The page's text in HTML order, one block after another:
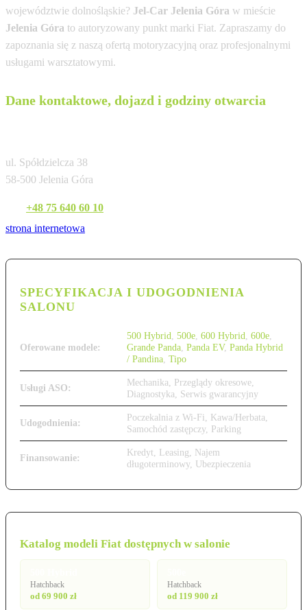
województwie dolnośląskie? Jel-Car Jelenia Góra w mieście
Jelenia Góra to autoryzowany punkt marki Fiat. Zapraszamy do
zapoznania się z naszą ofertą motoryzacyjną oraz profesjonalnymi
usługami warsztatowymi.
Dane kontaktowe, dojazd i godziny otwarcia
ul. Spółdzielcza 38
58-500 Jelenia Góra
+48 75 640 60 10
strona internetowa
SPECYFIKACJA I UDOGODNIENIA
SALONU
Oferowane modele:
500 Hybrid 500e 600 Hybrid 600e
Grande Panda Panda EV, Panda Hybrid
/ Pandina Tipo
Usługi ASO:
Mechanika, Przeglądy okresowe,
Diagnostyka, Serwis gwarancyjny
Udogodnienia:
Poczekalnia z Wi-Fi, Kawa/Herbata,
Samochód zastępczy, Parking
Finansowanie:
Kredyt, Leasing, Najem
długoterminowy, Ubezpieczenia
Katalog modeli Fiat dostępnych w salonie
Hatchback
od 69 900 zł
Hatchback
od 119 900 zł